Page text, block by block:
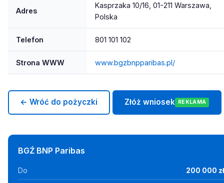
Adres
Kasprzaka 10/16, 01-211 Warszawa,
Polska
Telefon 801 101 102
Strona WWW www.bgzbnpparibas.pl/
← Wróć do pożyczki Złóż wniosek REKLAMA
BGŹ BNP Paribas
Do 200 000 zł